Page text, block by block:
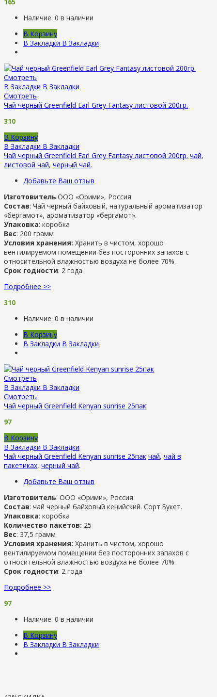
Наличие: 0 в наличии
В Корзину
В Закладки В Закладки
Смотреть
В Закладки В Закладки
Смотреть
Чай черный Greenfield Earl Grey Fantasy листовой 200гр.
310
В Корзину
В Закладки В Закладки
Чай черный Greenfield Earl Grey Fantasy листовой 200гр. чай,
листовой чай, черный чай.
Добавьте Ваш отзыв
Изготовитель:ООО «Орими», Россия
Состав: Чай черный байховый, натуральный ароматизатор
«бергамот», ароматизатор «бергамот».
Упаковка: коробка
Вес: 200 грамм
Условия хранения: Хранить в чистом, хорошо
вентилируемом помещении без посторонних запахов с
относительной влажностью воздуха не более 70%.
Срок годности: 2 года.
Подробнее >>
310
Наличие: 0 в наличии
В Корзину
В Закладки В Закладки
Смотреть
В Закладки В Закладки
Смотреть
Чай черный Greenfield Kenyan sunrise 25пак
97
В Корзину
В Закладки В Закладки
Чай черный Greenfield Kenyan sunrise 25пак чай, чай в
пакетиках, черный чай.
Добавьте Ваш отзыв
Изготовитель: ООО «Орими», Россия
Состав: чай черный байховый кенийский. Сорт:Букет.
Упаковка: коробка
Количество пакетов: 25
Вес: 37,5 грамм
Условия хранения: Хранить в чистом, хорошо
вентилируемом помещении без посторонних запахов с
относительной влажностью воздуха не более 70%.
Срок годности: 2 года
Подробнее >>
97
Наличие: 0 в наличии
В Корзину
В Закладки В Закладки